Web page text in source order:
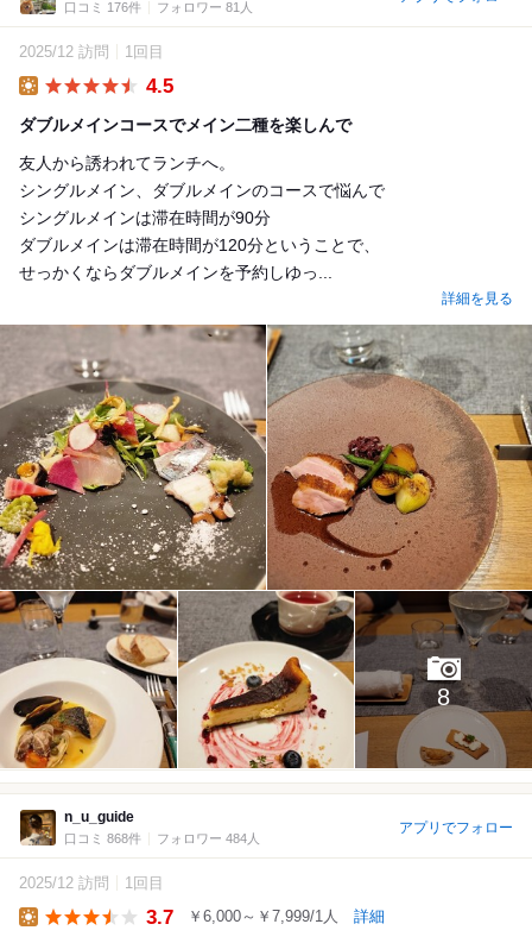
口コミ 176件 フォロワー 81人
2025/12 訪問 1回目
4.5
ダブルメインコースでメイン二種を楽しんで
友人から誘われてランチへ。
シングルメイン、ダブルメインのコースで悩んで
シングルメインは滞在時間が90分
ダブルメインは滞在時間が120分ということで、
せっかくならダブルメインを予約しゆっ...
詳細を見る
8
n_u_guide
口コミ 868件 フォロワー 484人
アプリでフォロー
2025/12 訪問 1回目
3.7 ￥6,000～￥7,999/1人 詳細